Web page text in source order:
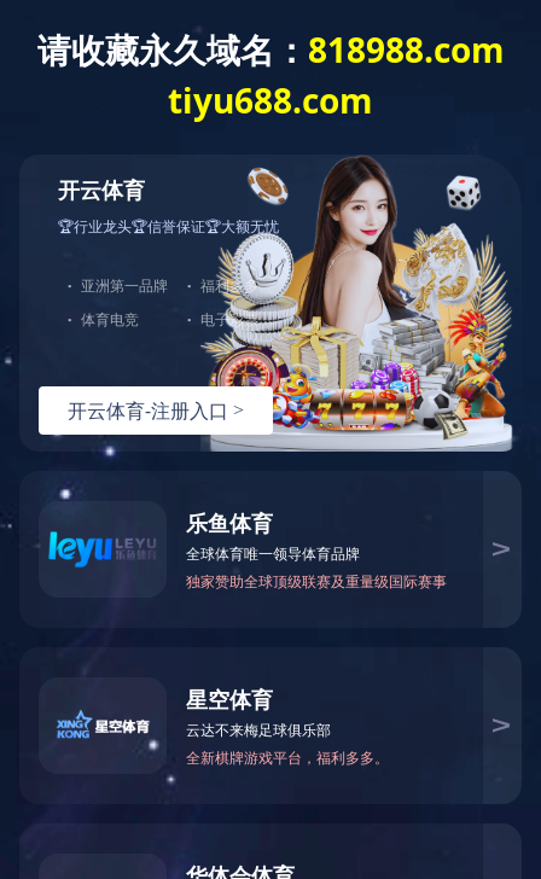
网站首页 关于我们 产品中心